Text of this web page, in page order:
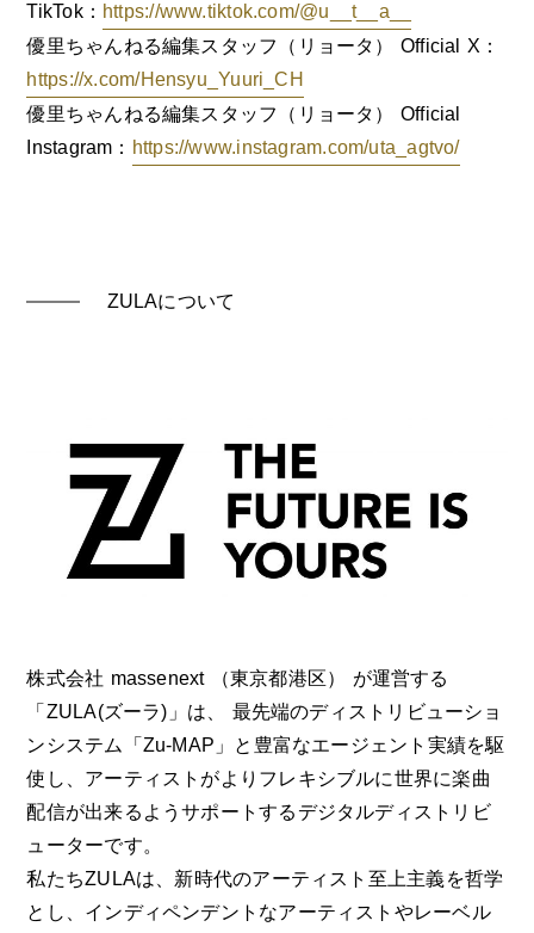
TikTok： https://www.tiktok.com/@u__t__a__
優里ちゃんねる編集スタッフ（リョータ） Official X：
https://x.com/Hensyu_Yuuri_CH
優里ちゃんねる編集スタッフ（リョータ） Official
Instagram： https://www.instagram.com/uta_agtvo/
ZULAについて
株式会社 massenext （東京都港区） が運営する
「ZULA(ズーラ)」は、 最先端のディストリビューショ
ンシステム「Zu-MAP」と豊富なエージェント実績を駆
使し、アーティストがよりフレキシブルに世界に楽曲
配信が出来るようサポートするデジタルディストリビ
ューターです。
私たちZULAは、新時代のアーティスト至上主義を哲学
とし、インディペンデントなアーティストやレーベル